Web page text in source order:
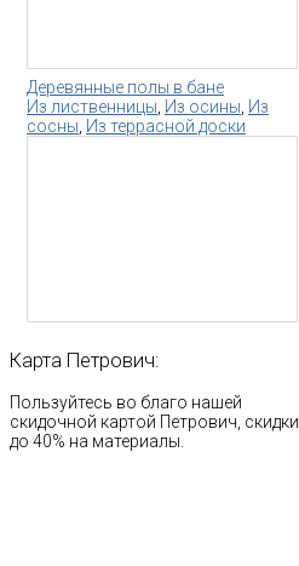
Деревянные полы в бане
Из лиственницы Из осины Из
сосны Из террасной доски
Карта Петрович:
Пользуйтесь во благо нашей
скидочной картой Петрович, скидки
до 40% на материалы.